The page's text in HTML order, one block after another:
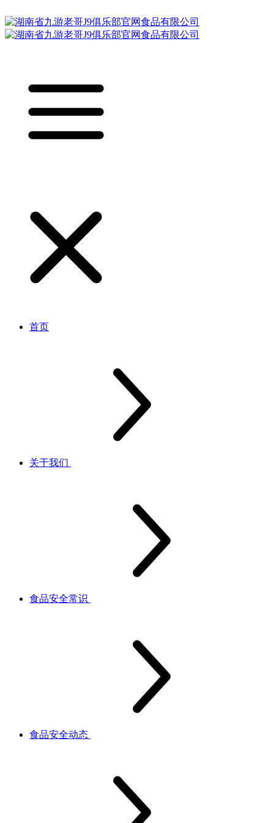
首页
关于我们
食品安全常识
食品安全动态